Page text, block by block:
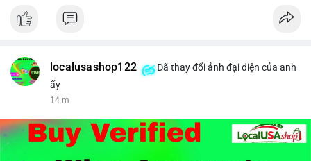
triệu USD lúc 08:19 UTC và 61,37 BTC (gần 4 triệu USD) lúc
- Quy định & Pháp lý: Thượng viện Mỹ mở giai đoạn đầu bình
chọn Bill Clarity Act, cần 60 phiếu để tiến tới tháng tới. IMF
được dollar hỗ trợ. Tòa án Mỹ cho phép Bybit truy xuất tài sản
1,5 tỷ USD từ vụ hack Triều Tiên.
localusashop122
Đã thay đổi ảnh đại diện của anh
ấy
14 m